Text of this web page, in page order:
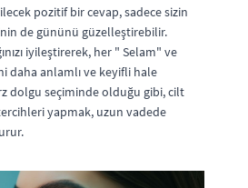
pozitif bir cevap, sadece sizin
de gününü güzelleştirebilir.
iyileştirerek, her " Selam" ve
daha anlamlı ve keyifli hale
dolgu seçiminde olduğu gibi, cilt
yapmak, uzun vadede